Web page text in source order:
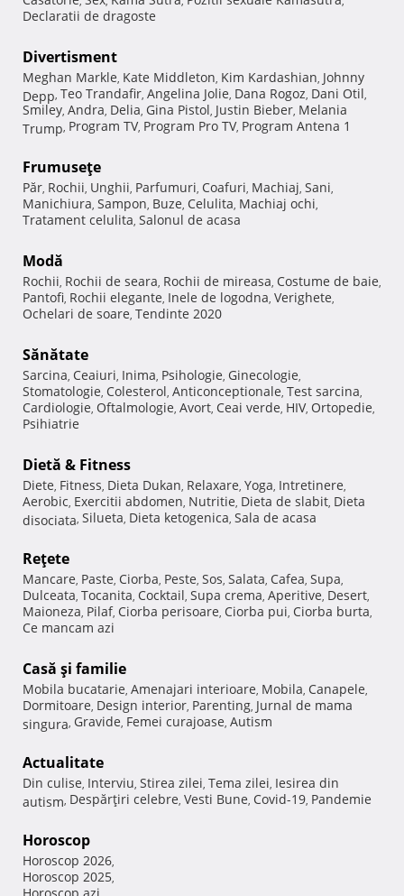
Declaratii de dragoste
Divertisment
Meghan Markle, Kate Middleton, Kim Kardashian, Johnny
Depp, Teo Trandafir, Angelina Jolie, Dana Rogoz, Dani Otil,
Smiley, Andra, Delia, Gina Pistol, Justin Bieber, Melania
Trump, Program TV, Program Pro TV, Program Antena 1
Frumuseţe
Păr, Rochii, Unghii, Parfumuri, Coafuri, Machiaj, Sani,
Manichiura, Sampon, Buze, Celulita, Machiaj ochi,
Tratament celulita, Salonul de acasa
Modă
Rochii, Rochii de seara, Rochii de mireasa, Costume de baie,
Pantofi, Rochii elegante, Inele de logodna, Verighete,
Ochelari de soare, Tendinte 2020
Sănătate
Sarcina, Ceaiuri, Inima, Psihologie, Ginecologie,
Stomatologie, Colesterol, Anticonceptionale, Test sarcina,
Cardiologie, Oftalmologie, Avort, Ceai verde, HIV, Ortopedie,
Psihiatrie
Dietă & Fitness
Diete, Fitness, Dieta Dukan, Relaxare, Yoga, Intretinere,
Aerobic, Exercitii abdomen, Nutritie, Dieta de slabit, Dieta
disociata, Silueta, Dieta ketogenica, Sala de acasa
Reţete
Mancare, Paste, Ciorba, Peste, Sos, Salata, Cafea, Supa,
Dulceata, Tocanita, Cocktail, Supa crema, Aperitive, Desert,
Maioneza, Pilaf, Ciorba perisoare, Ciorba pui, Ciorba burta,
Ce mancam azi
Casă şi familie
Mobila bucatarie, Amenajari interioare, Mobila, Canapele,
Dormitoare, Design interior, Parenting, Jurnal de mama
singura, Gravide, Femei curajoase, Autism
Actualitate
Din culise, Interviu, Stirea zilei, Tema zilei, Iesirea din
autism, Despărţiri celebre, Vesti Bune, Covid-19, Pandemie
Horoscop
Horoscop 2026,
Horoscop 2025,